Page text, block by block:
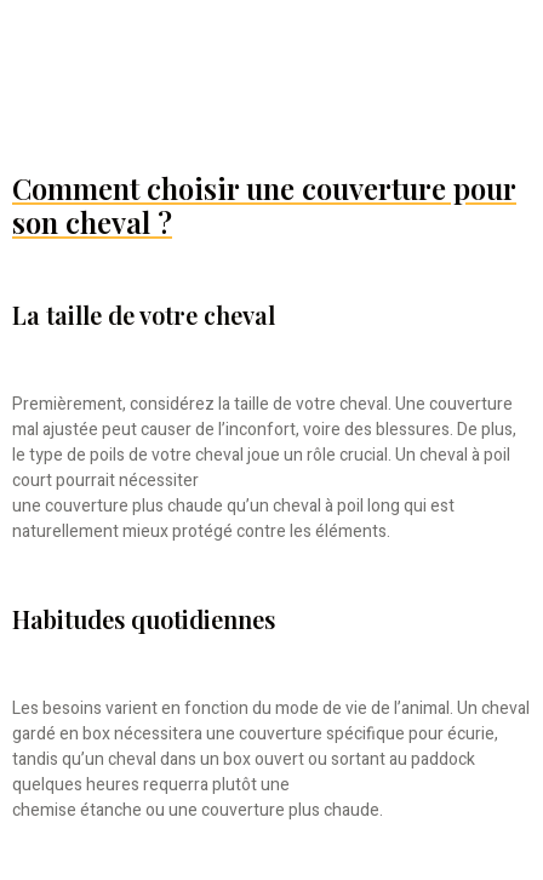
Comment choisir une couverture pour
son cheval ?
La taille de votre cheval
Premièrement, considérez la taille de votre cheval. Une couverture
mal ajustée peut causer de l’inconfort, voire des blessures. De plus,
le type de poils de votre cheval joue un rôle crucial. Un cheval à poil
court pourrait nécessiter
une couverture plus chaude qu’un cheval à poil long qui est
naturellement mieux protégé contre les éléments.
Habitudes quotidiennes
Les besoins varient en fonction du mode de vie de l’animal. Un cheval
gardé en box nécessitera une couverture spécifique pour écurie,
tandis qu’un cheval dans un box ouvert ou sortant au paddock
quelques heures requerra plutôt une
chemise étanche ou une couverture plus chaude.